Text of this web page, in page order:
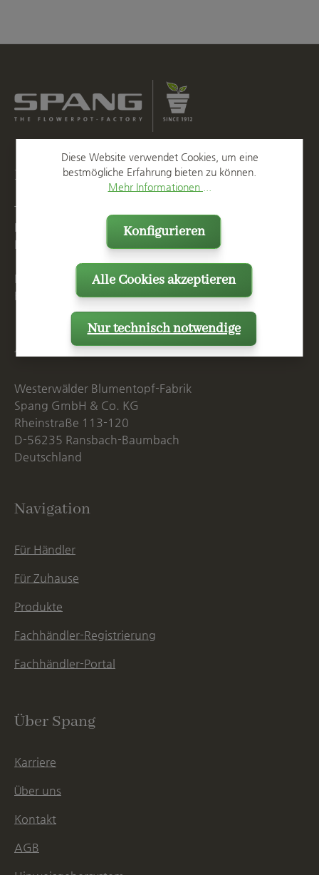
Kontakt
T
F
+49 2623 887 149
E
Mo. - Do. 07:15 - 16:00 Uhr
Fr. bis 14:00 Uhr
Anschrift
Westerwälder Blumentopf-Fabrik
Spang GmbH & Co. KG
Rheinstraße 113-120
D-56235 Ransbach-Baumbach
Deutschland
Navigation
Für Händler
Für Zuhause
Produkte
Fachhändler-Registrierung
Fachhändler-Portal
Über Spang
Karriere
Über uns
Kontakt
AGB
Diese Website verwendet Cookies, um eine
bestmögliche Erfahrung bieten zu können.
Mehr Informationen ...
Nur technisch notwendige
Konfigurieren
Alle Cookies akzeptieren